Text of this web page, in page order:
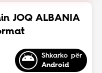
JOQ ALBANIA
Shkarko për
Android